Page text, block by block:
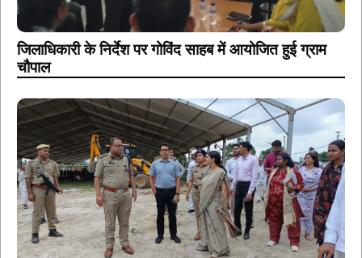
जिलाधिकारी के निर्देश पर गोविंद साहब में आयोजित हुई ग्राम
चौपाल